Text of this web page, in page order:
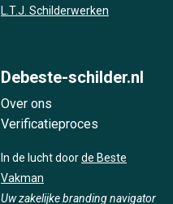
L.T.J. Schilderwerken
Debeste-schilder.nl
Over ons
Verificatieproces
In de lucht doorde Beste
Vakman
Uw zakelijke branding navigator